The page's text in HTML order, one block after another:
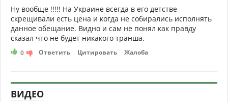
Ну вообще !!!!! На Украине всегда в его детстве
скрещивали есть цена и когда не собирались исполнять
данное обещание. Видно и сам не понял как правду
сказал что не будет никакого транша.
0 Ответить Цитировать Жалоба
ВИДЕО